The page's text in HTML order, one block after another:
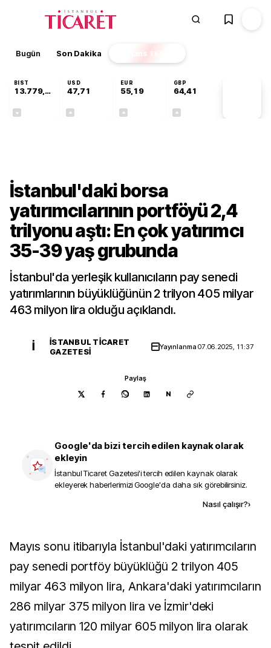
Bugün Son Dakika Finans EKSTRA
BIST
13.779,39
USD
47,71
EUR
55,19
GBP
64,41
İstanbul'daki borsa
yatırımcılarının portföyü 2,4
trilyonu aştı: En çok yatırımcı
35-39 yaş grubunda
İstanbul'da yerleşik kullanıcıların pay senedi
yatırımlarının büyüklüğünün 2 trilyon 405 milyar
463 milyon lira olduğu açıklandı.
İ
İSTANBUL TICARET
GAZETESI
Yayınlanma07.06.2025, 11:37
Paylaş
N
Google'da bizi tercih edilen kaynak olarak
ekleyin
İstanbul Ticaret Gazetesi'i tercih edilen kaynak olarak
ekleyerek haberlerimizi Google'da daha sık görebilirsiniz.
Nasıl çalışır?›
Mayıs sonu itibarıyla İstanbul'daki yatırımcıların
pay senedi portföy büyüklüğü 2 trilyon 405
milyar 463 milyon lira, Ankara'daki yatırımcıların
286 milyar 375 milyon lira ve İzmir'deki
yatırımcıların 120 milyar 605 milyon lira olarak